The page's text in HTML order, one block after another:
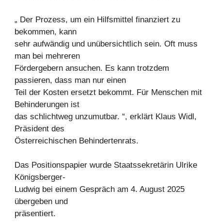
„ Der Prozess, um ein Hilfsmittel finanziert zu
bekommen, kann
sehr aufwändig und unübersichtlich sein. Oft muss
man bei mehreren
Fördergebern ansuchen. Es kann trotzdem
passieren, dass man nur einen
Teil der Kosten ersetzt bekommt. Für Menschen mit
Behinderungen ist
das schlichtweg unzumutbar. “, erklärt Klaus Widl,
Präsident des
Österreichischen Behindertenrats.
Das Positionspapier wurde Staatssekretärin Ulrike
Königsberger-
Ludwig bei einem Gespräch am 4. August 2025
übergeben und
präsentiert.